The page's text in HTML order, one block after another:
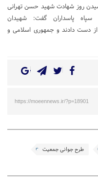
روز شهادت شهید حسن تهرانی
سپاه پاسداران گفت: شهیدان
از دست دادند و جمهوری اسلامی و
https://moeennews.ir/?p=18901
طرح جوانی جمعیت